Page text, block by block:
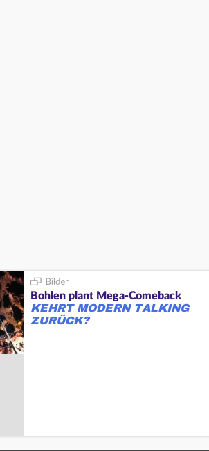
Bohlen plant Mega-Comeback
KEHRT MODERN TALKING
ZURÜCK?